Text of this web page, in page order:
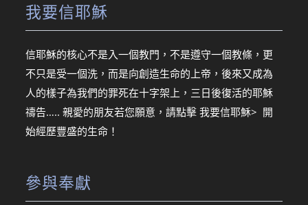
我要信耶穌
信耶穌的核心不是入一個教門，不是遵守一個教條，更
不只是受一個洗，而是向創造生命的上帝，後來又成為
人的樣子為我們的罪死在十字架上，三日後復活的耶穌
禱告….. 親愛的朋友若您願意，請點擊我要信耶穌> 開
始經歷豐盛的生命！
參與奉獻